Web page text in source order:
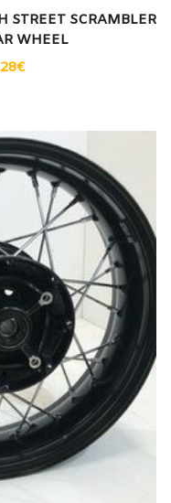
STREET SCRAMBLER
WHEEL
€